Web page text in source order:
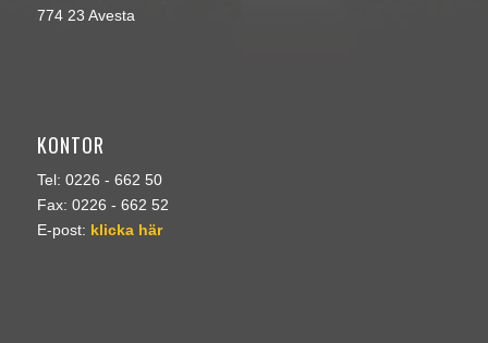
774 23 Avesta
KONTOR
Tel: 0226 - 662 50
Fax: 0226 - 662 52
E-post: klicka här